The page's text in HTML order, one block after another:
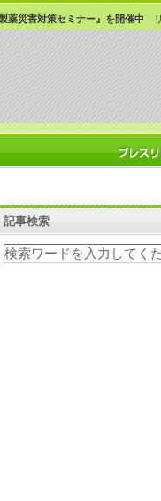
リ
薬災害対策セミナー』を開催中
記事検索